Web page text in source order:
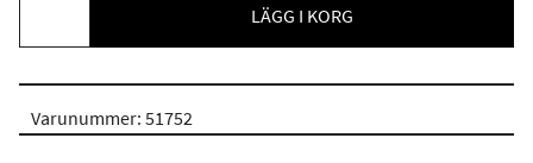
LÄGG I KORG
Varunummer: 51752